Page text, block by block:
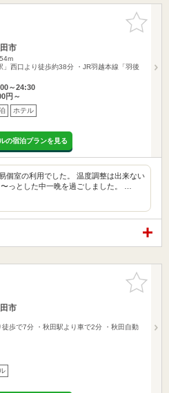
お気に入
りに追加
市
」西口より徒歩約38分 ・JR羽越本線「羽後
～24:30
円～
ホテル
の宿泊プランを見る
個室の利用でした。 温度調整は出来ない
っとした中一晩を過ごしました。 …
お気に入
りに追加
市
徒歩で7分 ・秋田駅より車で2分 ・秋田自動